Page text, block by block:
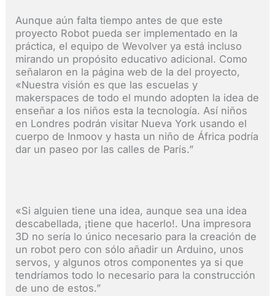
Aunque aún falta tiempo antes de que este
proyecto Robot pueda ser implementado en la
práctica, el equipo de Wevolver ya está incluso
mirando un propósito educativo adicional. Como
señalaron en la página web de la del proyecto,
«Nuestra visión es que las escuelas y
makerspaces de todo el mundo adopten la idea de
enseñar a los niños esta la tecnología. Así niños
en Londres podrán visitar Nueva York usando el
cuerpo de Inmoov y hasta un niño de África podría
dar un paseo por las calles de París.”
«Si alguien tiene una idea, aunque sea una idea
descabellada, ¡tiene que hacerlo!. Una impresora
3D no sería lo único necesario para la creación de
un robot pero con sólo añadir un Arduino, unos
servos, y algunos otros componentes ya si que
tendríamos todo lo necesario para la construcción
de uno de estos.”